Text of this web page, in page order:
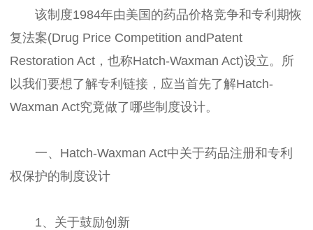
该制度1984年由美国的药品价格竞争和专利期恢
复法案(Drug Price Competition andPatent
Restoration Act，也称Hatch-Waxman Act)设立。所
以我们要想了解专利链接，应当首先了解Hatch-
Waxman Act究竟做了哪些制度设计。
一、Hatch-Waxman Act中关于药品注册和专利
权保护的制度设计
1、关于鼓励创新